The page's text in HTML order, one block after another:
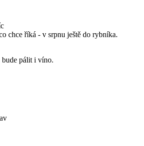
chce říká - v srpnu ještě do rybníka.
pálit i víno.